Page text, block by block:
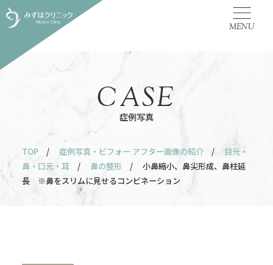
MENU
症例写真
CASE
TOP / 症例写真・ビフォー アフター画像の紹介 /
目元・
鼻・口元・耳
/ 鼻の整形
/ 小鼻縮小、鼻尖形成、鼻柱延
長 ※鼻をスリムに見せるコンビネーション